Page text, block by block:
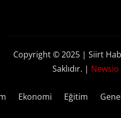
Copyright © 2025 | Siirt
Saklıdır. | Newsio
Ekonomi Eğitim